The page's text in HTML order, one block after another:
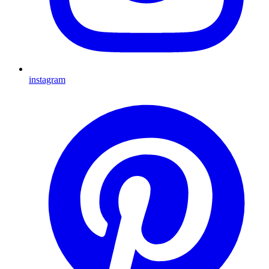
instagram